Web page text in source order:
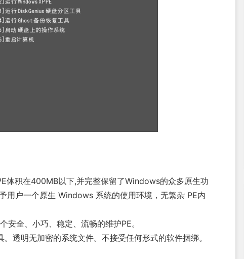
体积在400MB以下,并完整保留了Windows的众多原生功
用户一个原生 Windows 系统的使用环境，无繁杂 PE内
全、小巧、稳定、流畅的维护PE。
透明无加密的系统文件。不接受任何形式的软件捆绑。